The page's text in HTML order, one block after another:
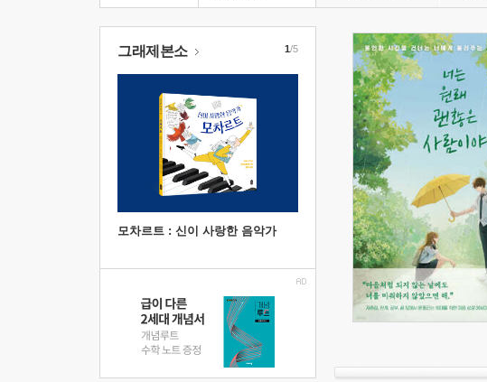
그래제본소
모차르트 : 신이 사랑한 음악가
1/5